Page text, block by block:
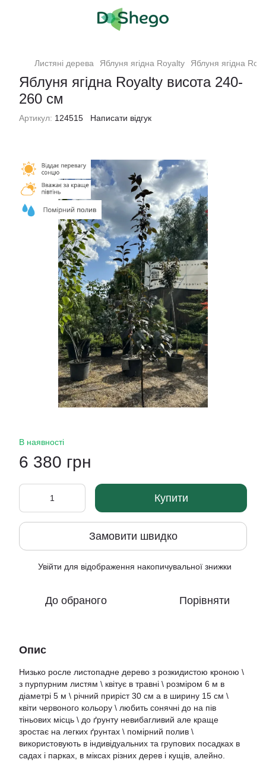
Листяні дерева Яблуня ягідна Royalty Яблуня ягідна
Яблуня ягідна Royalty висота 240-
260 см
Артикул: 124515 Написати відгук
В наявності
6 380 грн
Купити
Замовити швидко
Увійти для відображення накопичувальної знижки
До обраного Порівняти
Опис
Низько росле листопадне дерево з розкидистою кроною \
з пурпурним листям \ квітує в травні \ розміром 6 м в
діаметрі 5 м \ річний приріст 30 см а в ширину 15 см \
квіти червоного кольору \ любить сонячні до на пів
тіньових місць \ до ґрунту невибагливий але краще
зростає на легких ґрунтах \ помірний полив \
використовують в індивідуальних та групових посадках в
садах і парках, в міксах різних дерев і кущів, алейно.